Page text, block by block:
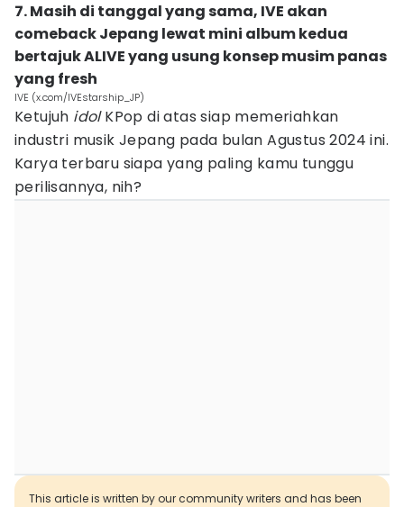
7. Masih di tanggal yang sama, IVE akan
comeback Jepang lewat mini album kedua
bertajuk ALIVE yang usung konsep musim panas
yang fresh
IVE (x.com/IVEstarship_JP)
Ketujuh idolKPop di atas siap memeriahkan
industri musik Jepang pada bulan Agustus 2024 ini.
Karya terbaru siapa yang paling kamu tunggu
perilisannya, nih?
This article is written by our community writers and has been